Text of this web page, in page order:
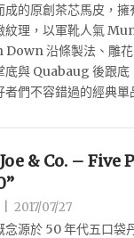
成的原創茶芯馬皮，
紋理，以軍靴人氣
Down 沿條製法、雕
底與 Quabaug 後跟底
者們不容錯過的經典單
& Co. – Five
2017/07/27
念源於 50 年代五口袋